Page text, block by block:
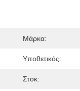
Μάρκα:
Υποθετικός:
Στοκ: